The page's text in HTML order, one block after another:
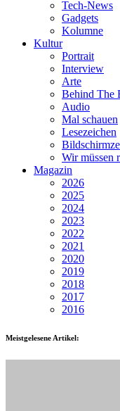
Tech-News
Gadgets
Kolumne
Kultur
Portrait
Interview
Arte
Behind The
Audio
Mal schauen
Lesezeichen
Wir müssen
Magazin
2026
2025
2024
2023
2022
2021
2020
2019
2018
2017
2016
Meistgelesene Artikel: